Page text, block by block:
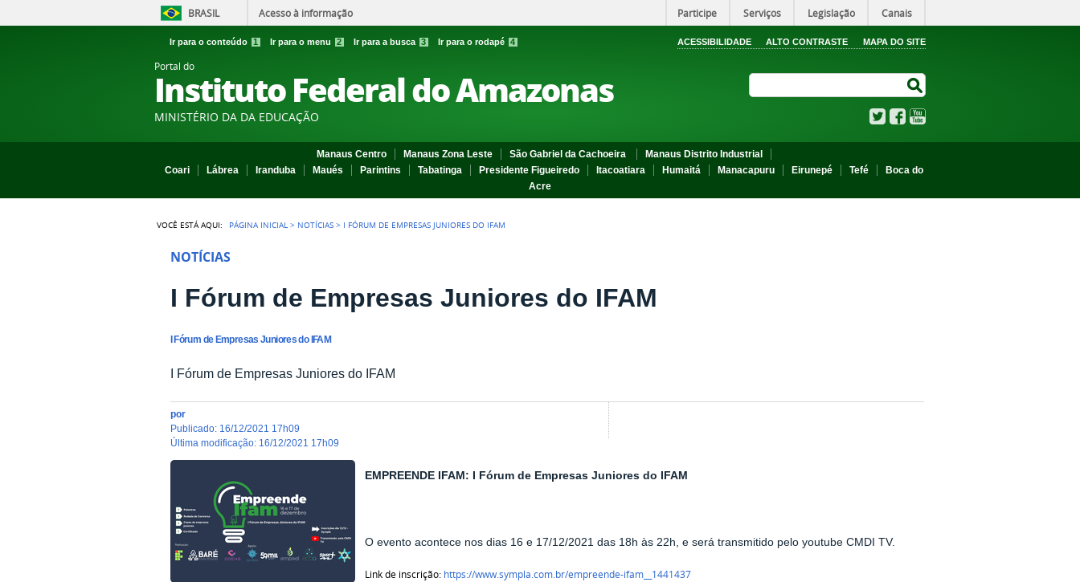
BRASIL Acesso à informação Participe Serviços Legislação Canais
Ir para o conteúdo 1 Ir para o menu 2 Ir para a busca 3 Ir para o rodapé 4 ACESSIBILIDADE ALTO CONTRASTE MAPA DO SITE
Portal do
Instituto Federal do Amazonas
MINISTÉRIO DA DA EDUCAÇÃO TwitterFacebook
Manaus Centro Manaus Zona Leste São Gabriel da Cachoeira
Manaus Distrito Industrial
Coari
Lábrea Iranduba Maués Parintins Tabatinga Presidente Figueiredo Itacoatiara Humaitá Manacapuru Eirunepé Tefé
Boca do
Acre
VOCÊ ESTÁ AQUI: PÁGINA INICIAL > NOTÍCIAS > I FÓRUM DE EMPRESAS JUNIORES DO IFAM
NOTÍCIAS
I Fórum de Empresas Juniores do IFAM
I Fórum de Empresas Juniores do IFAM
I Fórum de Empresas Juniores do IFAM
por
publicado: 16/12/2021 17h09
última modificação: 16/12/2021 17h09
EMPREENDE IFAM: I Fórum de Empresas Juniores do IFAM
O evento acontece nos dias 16 e 17/12/2021 das 18h às 22h, e será transmitido pelo youtube CMDI TV.
Link de inscrição: https://www.sympla.com.br/empreende-ifam__1441437